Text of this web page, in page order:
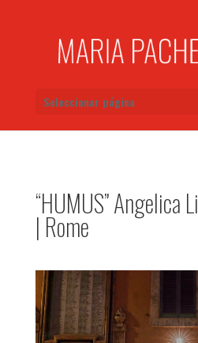
Seleccionar página
“HUMUS” Angelica
| Rome